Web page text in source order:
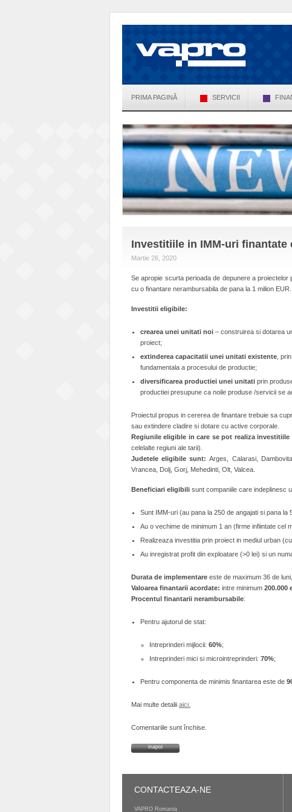
PRIMA PAGINĂ SERVICII
Investitiile in IMM-uri finantate
Martie 26, 2020
Se apropie scurta perioada de depunere a proiectelor
cu o finantare nerambursabila de pana la 1 milion EUR.
Investitii eligibile:
crearea unei unitati noi – construirea si dotarea
proiect;
extinderea capacitatii unei unitati existente ,
fundamentala a procesului de productie;
diversificarea productiei unei unitati prin
productiei presupune ca noile produse /servicii se
Proiectul propus in cererea de finantare trebuie sa
sau extindere cladire si dotare cu active corporale.
Regiunile eligible in care se pot realiza
celelalte regiuni ale tarii).
Judetele eligibile sunt: Arges, Calarasi,
Vrancea, Dolj, Gorj, Mehedinti, Olt, Valcea.
Beneficiari eligibili sunt companiile care indeplinesc
Sunt IMM-uri (au pana la 250 de angajati si pana
Au o vechime de minimum 1 an (firme infiintate cel
Realizeaza investitia prin proiect in mediul urban
Au inregistrat profit din exploatare (>0 lei) si un
Durata de implementare este de maximum 36 de
Valoarea finantarii acordate: intre minimum 200.000
Procentul finantarii nerambursabile:
Pentru ajutorul de stat:
Intreprinderi mijlocii: 60%;
Intreprinderi mici si microintreprinderi: 70%;
Pentru componenta de minimis finantarea este de
Mai multe detalii aici.
Comentariile sunt închise.
inapoi
CONTACTEAZA-NE
VAPRO Romania